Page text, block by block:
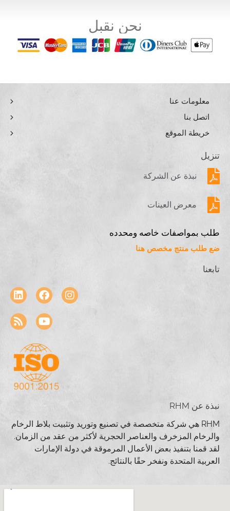
نحن نقبل
معلومات عنا
اتصل بنا
خريطة الموقع
تنزيل
نبذة عن الشركة
معرض العينات
طلب بمواصفات خاصه ومحدده
ضع طلب منتج مخصص هنا
تابعنا
نبذة عن RHM
RHM هي شركة متخصصة في تصنيع وتوريد وتثبيت بلاط الرخام
والرخام المزخرف والعناصر الحجرية لأكثر من عقد من الزمان.
لقد قمنا بتنفيذ بعض الأعمال المرموقة في دولة الإمارات
العربية المتحدة ونفخر حقًا بالنتائج.